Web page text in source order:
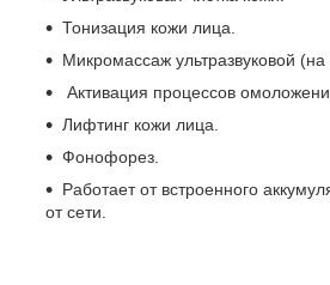
Тонизация кожи лица.
Микромассаж ультразвуковой (на
Активация процессов
Лифтинг кожи лица.
Фонофорез.
Работает от встроенного
от сети.